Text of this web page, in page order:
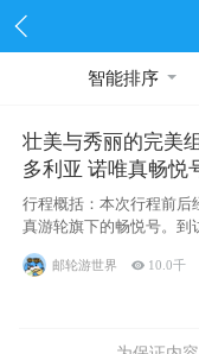
智能排序
壮美与秀丽的完美
多利亚 诺唯真畅悦
行程概括：本次行程前后
真游轮旗下的畅悦号。到
个州/省：美国华盛顿州
邮轮游世界  10.0千